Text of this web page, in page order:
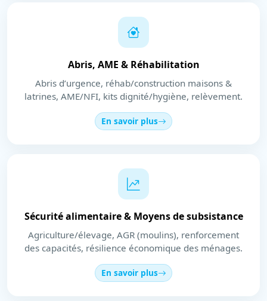
Abris, AME & Réhabilitation
Abris d’urgence, réhab/construction maisons &
latrines, AME/NFI, kits dignité/hygiène, relèvement.
En savoir plus
Sécurité alimentaire & Moyens de subsistance
Agriculture/élevage, AGR (moulins), renforcement
des capacités, résilience économique des ménages.
En savoir plus